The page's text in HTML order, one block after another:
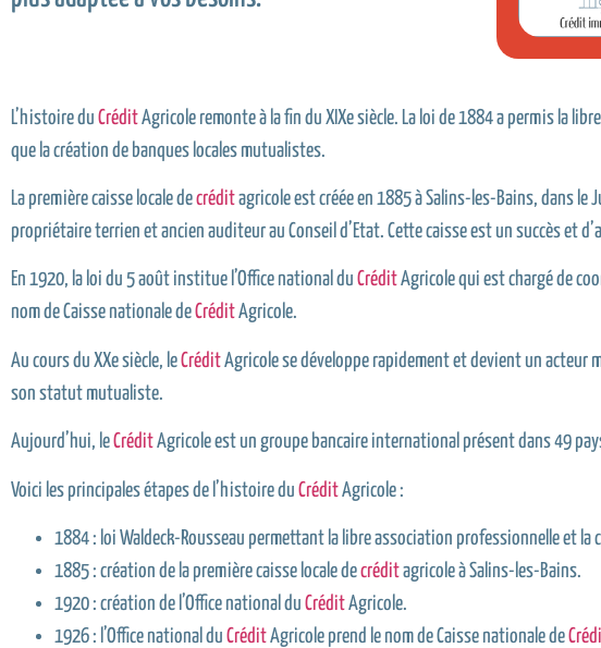
L’histoire du CréditAgricole remonte à la fin du XIXe siècle. La loi de 1884 a permis la
que la création de banques locales mutualistes.
La première caisse locale decréditagricole est créée en 1885 à Salins-les-Bains, dans
propriétaire terrien et ancien auditeur au Conseil d’Etat. Cette caisse est un succès et
En 1920, la loi du 5 août institue l’Office national du CréditAgricole qui est chargé de
nom de Caisse nationale deCréditAgricole.
Au cours du XXe siècle, leCréditAgricole se développe rapidement et devient un acteur
son statut mutualiste.
Aujourd’hui, leCréditAgricole est un groupe bancaire international présent dans 49
Voici les principales étapes de l’histoire du CréditAgricole :
1884 : loi Waldeck-Rousseau permettant la libre association professionnelle et la
1885 : création de la première caisse locale decréditagricole à Salins-les-Bains.
1920 : création de l’Office national du CréditAgricole.
1926 : l’Office national du CréditAgricole prend le nom de Caisse nationale de